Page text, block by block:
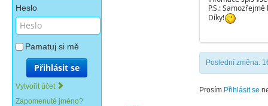
Heslo
Pamatuj si mě
Přihlásit se
Vytvořit účet
Zapomenuté jméno?
P.S.:
Díky!
Poslední změna:
Prosím Přihlásit se